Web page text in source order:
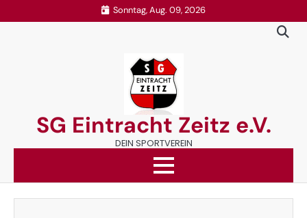
Sonntag, Aug. 09, 2026
SG Eintracht Zeitz e.V.
DEIN SPORTVEREIN